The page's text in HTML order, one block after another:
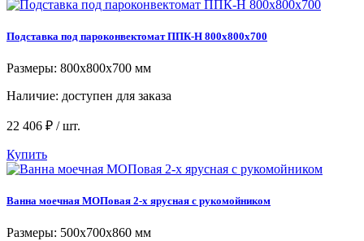
Подставка под пароконвектомат ППК-Н 800x800x700
Размеры: 800x800x700 мм
Наличие: доступен для заказа
22 406 ₽ / шт.
Купить
Ванна моечная МОПовая 2-х ярусная с рукомойником
Размеры: 500x700x860 мм